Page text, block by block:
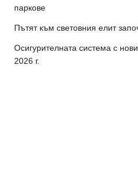
паркове
Пътят към световния елит
Осигурителната система с
2026 г.